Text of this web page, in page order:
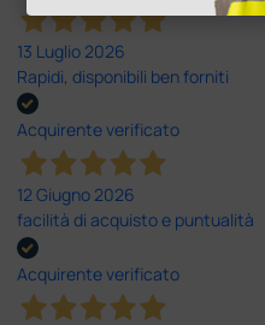
13 Luglio 2026
Rapidi, disponibili ben forniti
Acquirente verificato
12 Giugno 2026
facilità di acquisto e puntualità
Acquirente verificato